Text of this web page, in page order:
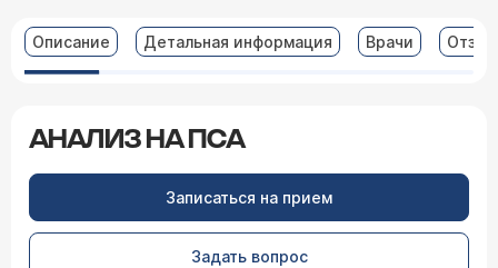
Описание Детальная информация Врачи
АНАЛИЗ НА ПСА
Записаться на прием
Задать вопрос